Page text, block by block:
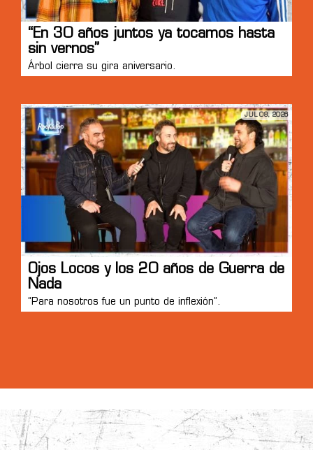
“En 30 años juntos ya tocamos hasta
sin vernos”
Árbol cierra su gira aniversario.
JUL 08, 2026
Ojos Locos y los 20 años de Guerra de
Nada
“Para nosotros fue un punto de inflexión”.